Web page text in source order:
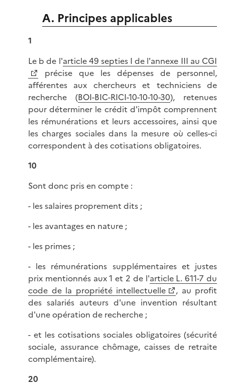
A. Principes applicables
1
Le b de l'article 49 septies I de l'annexe III au CGI
précise que les dépenses de personnel,
afférentes aux chercheurs et techniciens de
recherche (BOI-BIC-RICI-10-10-10-30), retenues
pour déterminer le crédit d'impôt comprennent
les rémunérations et leurs accessoires, ainsi que
les charges sociales dans la mesure où celles-ci
correspondent à des cotisations obligatoires.
10
Sont donc pris en compte :
- les salaires proprement dits ;
- les avantages en nature ;
- les primes ;
- les rémunérations supplémentaires et justes
prix mentionnés aux 1 et 2 de l'article L. 611-7 du
code de la propriété intellectuelle
, au profit
des salariés auteurs d'une invention résultant
d'une opération de recherche ;
- et les cotisations sociales obligatoires (sécurité
sociale, assurance chômage, caisses de retraite
complémentaire).
20